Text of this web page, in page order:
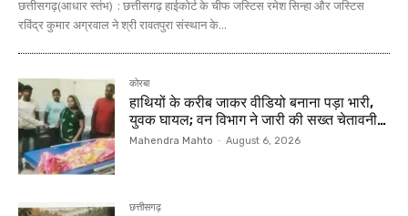
छत्तीसगढ़(आधार स्तंभ) : छत्तीसगढ़ हाईकोर्ट के चीफ जस्टिस रमेश सिन्हा और जस्टिस
रविंद्र कुमार अग्रवाल ने श्री रावतपुरा संस्थान के...
कोरबा
हाथियों के करीब जाकर वीडियो बनाना पड़ा भारी,
युवक घायल; वन विभाग ने जारी की सख्त चेतावनी…
Mahendra Mahto - August 6, 2026
छत्तीसगढ़